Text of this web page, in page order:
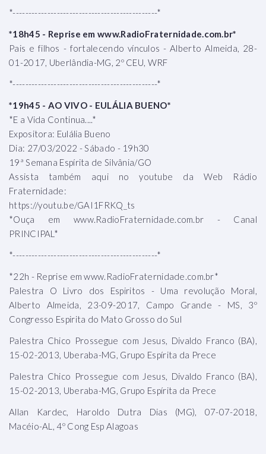
*----------------------------------------------*
*18h45 - Reprise em www.RadioFraternidade.com.br*
Pais e filhos - fortalecendo vínculos - Alberto Almeida, 28-
01-2017, Uberlândia-MG, 2º CEU, WRF
*----------------------------------------------*
*19h45 - AO VIVO - EULÁLIA BUENO*
*E a Vida Continua....*
Expositora: Eulália Bueno
Dia: 27/03/2022 - Sábado - 19h30
19ª Semana Espírita de Silvânia/GO
Assista também aqui no youtube da Web Rádio
Fraternidade:
https://youtu.be/GAI1FRKQ_ts
*Ouça em www.RadioFraternidade.com.br - Canal
PRINCIPAL*
*----------------------------------------------*
*22h - Reprise em www.RadioFraternidade.com.br*
Palestra O Livro dos Espiritos - Uma revolução Moral,
Alberto Almeida, 23-09-2017, Campo Grande - MS, 3º
Congresso Espirita do Mato Grosso do Sul
Palestra Chico Prossegue com Jesus, Divaldo Franco (BA),
15-02-2013, Uberaba-MG, Grupo Espírita da Prece
Palestra Chico Prossegue com Jesus, Divaldo Franco (BA),
15-02-2013, Uberaba-MG, Grupo Espírita da Prece
Allan Kardec, Haroldo Dutra Dias (MG), 07-07-2018,
Macéio-AL, 4º Cong Esp Alagoas